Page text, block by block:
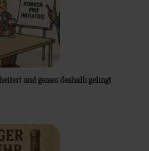
und genau deshalb gelingt